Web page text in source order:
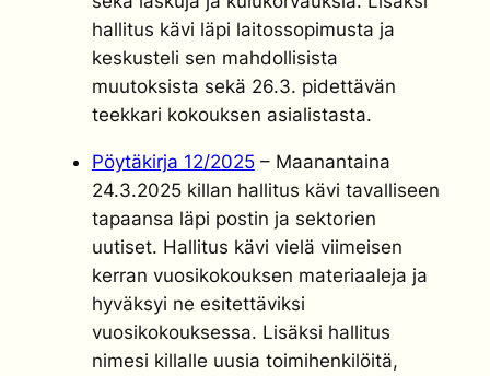
hallitus kävi läpi laitossopimusta ja
keskusteli sen mahdollisista
muutoksista sekä 26.3. pidettävän
teekkari kokouksen asialistasta.
Pöytäkirja 12/2025– Maanantaina
24.3.2025 killan hallitus kävi tavalliseen
tapaansa läpi postin ja sektorien
uutiset. Hallitus kävi vielä viimeisen
kerran vuosikokouksen materiaaleja ja
hyväksyi ne esitettäviksi
vuosikokouksessa. Lisäksi hallitus
nimesi killalle uusia toimihenkilöitä,